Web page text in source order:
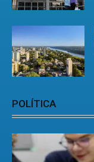
POLÍTICA